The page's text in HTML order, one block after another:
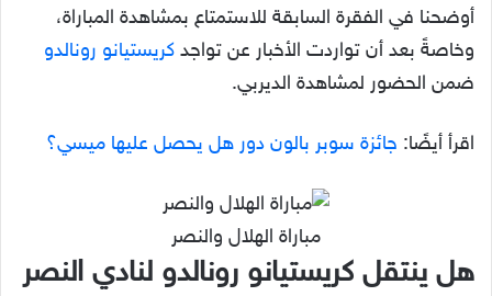
أوضحنا في الفقرة السابقة للاستمتاع بمشاهدة المباراة،
وخاصةً بعد أن تواردت الأخبار عن تواجد كريستيانو رونالدو
ضمن الحضور لمشاهدة الديربي.
اقرأ أيضًا: جائزة سوبر بالون دور هل يحصل عليها ميسي؟
مباراة الهلال والنصر
هل ينتقل كريستيانو رونالدو لنادي النصر